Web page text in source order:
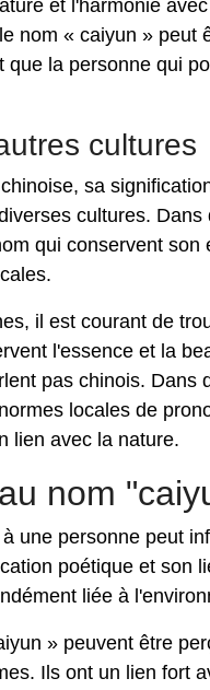
et l'harmonie
nom « caiyun » peut
que la personne qui
cultures
sa
cultures.
qui conservent
il est courant de
l'essence et la
pas chinois. Dans
locales de
lien avec la nature.
nom
une personne peut
poétique et son
liée à
» peuvent être
Ils ont un lien fort